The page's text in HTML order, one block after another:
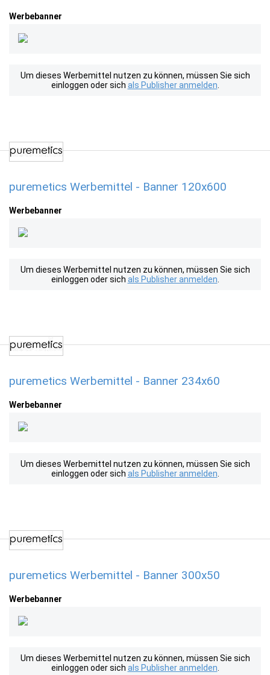
Werbebanner
Um dieses Werbemittel nutzen zu können, müssen Sie sich
einloggen oder sich als Publisher anmelden
puremetics Werbemittel - Banner 120x600
Werbebanner
Um dieses Werbemittel nutzen zu können, müssen Sie sich
einloggen oder sich als Publisher anmelden
puremetics Werbemittel - Banner 234x60
Werbebanner
Um dieses Werbemittel nutzen zu können, müssen Sie sich
einloggen oder sich als Publisher anmelden
puremetics Werbemittel - Banner 300x50
Werbebanner
Um dieses Werbemittel nutzen zu können, müssen Sie sich
einloggen oder sich als Publisher anmelden